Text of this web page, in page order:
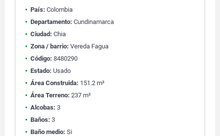
País: Colombia
Departamento: Cundinamarca
Ciudad: Chia
Zona / barrio: Vereda Fagua
Código: 8480290
Estado: Usado
Área Construida: 151.2 m²
Área Terreno: 237 m²
Alcobas: 3
Baños: 3
Baño medio: Si